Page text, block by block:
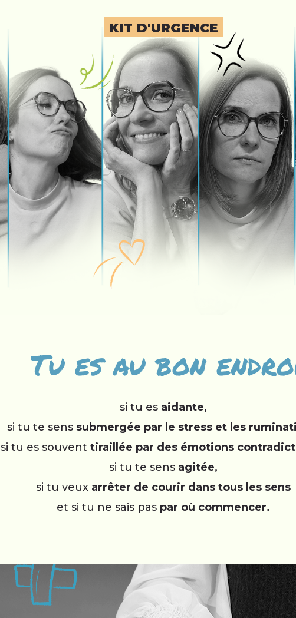
si tu es aidante,
si tu te sens submergée par le stress et les
si tu es souvent tiraillée par des émotions
si tu te sens agitée,
si tu veux arrêter de courir dans tous les sens
et si tu ne sais pas par où commencer.
Tu es au bon
KIT D'URGENCE